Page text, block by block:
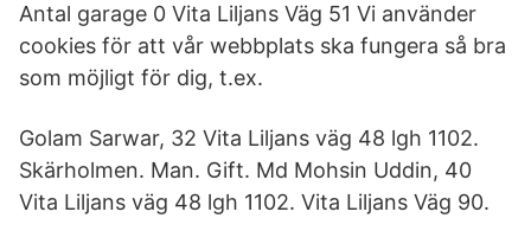
Antal garage 0 Vita Liljans Väg 51 Vi använder
cookies för att vår webbplats ska fungera så bra
som möjligt för dig, t.ex.
Golam Sarwar, 32 Vita Liljans väg 48 lgh 1102.
Skärholmen. Man. Gift. Md Mohsin Uddin, 40
Vita Liljans väg 48 lgh 1102. Vita Liljans Väg 90.